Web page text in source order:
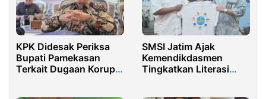
KPK Didesak Periksa
Bupati Pamekasan
Terkait Dugaan Korupsi
SMSI Jatim Ajak
Kemendikdasmen
Tingkatkan Literasi